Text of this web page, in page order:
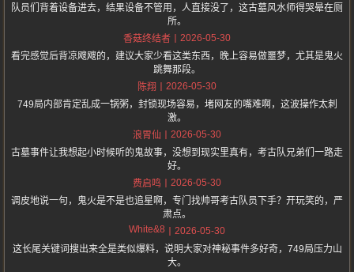
队员们背着设备进去，结果设备不管用，人直接没了，这古墓风水师得哭晕在厕
所。
香菇终结者
2026-05-30
看完感觉后背凉飕飕的，建议大家少看这类东西，晚上容易做噩梦，尤其是鬼火
跳舞那段。
陈翔
2026-05-30
749局内部肯定乱成一锅粥，封锁现场容易，堵网友的嘴难啊，这波操作太刺
激。
浪胃仙
2026-05-30
古墓事件让我想起小时候听的鬼故事，没想到现实里真有，考古队兄弟们一路走
好。
费启鸣
2026-05-30
调皮地说一句，鬼火是不是也追星啊，专门找帅哥考古队员下手？开玩笑的，严
肃点。
White&8
2026-05-30
这长尾关键词搜出来全是类似爆料，说明大家对神秘事件多好奇，749局压力山
大。